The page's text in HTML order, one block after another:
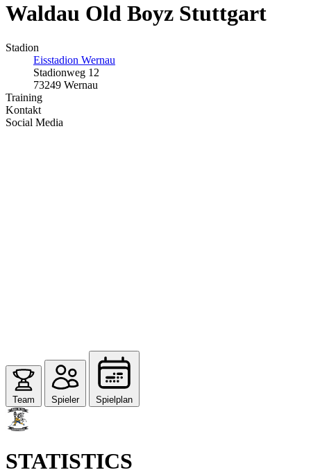
Waldau Old Boyz Stuttgart
Stadion
Eisstadion Wernau
Stadionweg 12
73249 Wernau
Training
Kontakt
Social Media
Team Spieler Spielplan
STATISTICS